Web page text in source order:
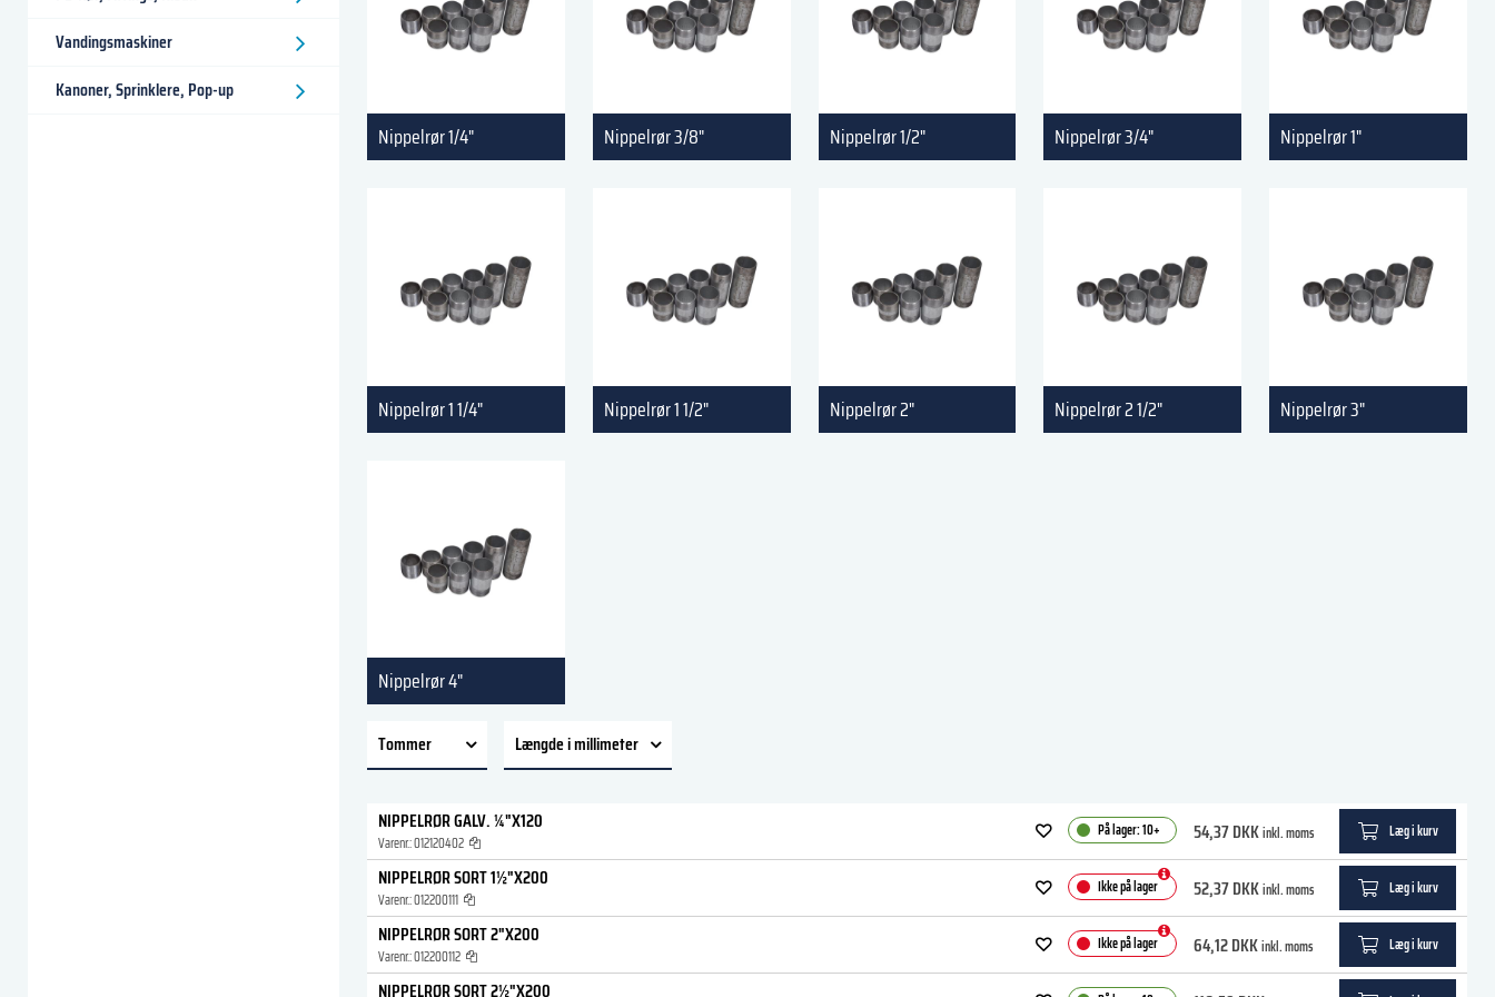
Vandingsmaskiner
Kanoner, Sprinklere, Pop-up
Nippelrør 1/4" Nippelrør 3/8" Nippelrør 1/2" Nippelrør 3/4" Nippelrør 1"
Nippelrør 1 1/4" Nippelrør 1 1/2" Nippelrør 2" Nippelrør 2 1/2" Nippelrør 3"
Nippelrør 4"
Tommer
2 (1)
Længde i millimeter
200 (1)
NIPPELRØR GALV. ¼"X120
Varenr.:012120402
På lager: 10+ 54,37 DKKinkl. moms Læg i kurv
NIPPELRØR SORT 1½"X200
Varenr.:012200111
Ikke på lager 52,37 DKKinkl. moms Læg i kurv
NIPPELRØR SORT 2"X200
Varenr.:012200112
Ikke på lager 64,12 DKKinkl. moms Læg i kurv
NIPPELRØR SORT 2½"X200